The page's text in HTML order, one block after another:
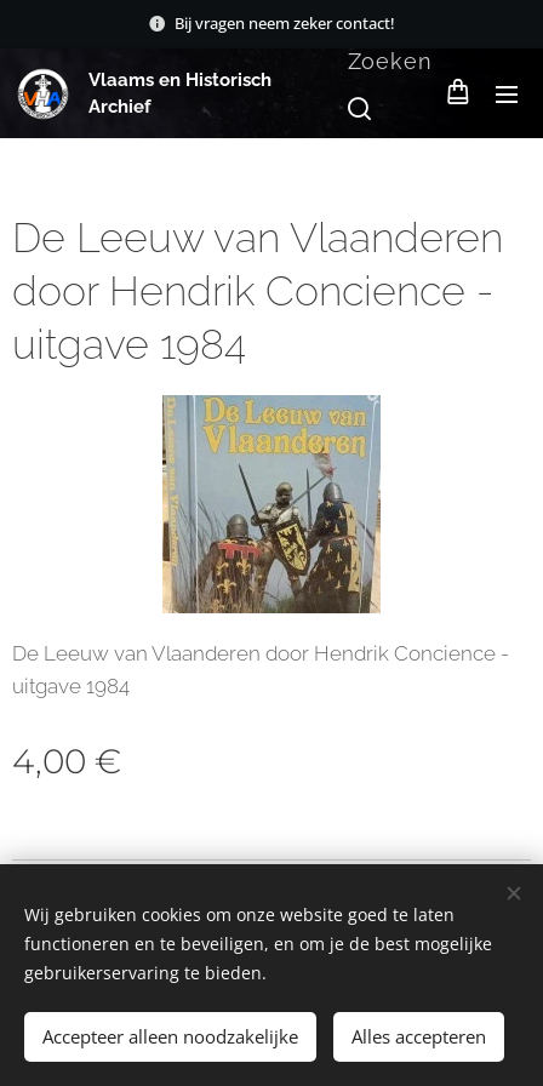
Bij vragen neem zeker contact!
Vlaams en Historisch
Archief
Zoeken
De Leeuw van Vlaanderen
door Hendrik Concience -
uitgave 1984
De Leeuw van Vlaanderen door Hendrik Concience -
uitgave 1984
4,00 €
Toevoegen aan de winkelwagen
Cookies
Wij gebruiken cookies om onze website goed te laten
functioneren en te beveiligen, en om je de best mogelijke
gebruikerservaring te bieden.
Accepteer alleen noodzakelijke Alles accepteren